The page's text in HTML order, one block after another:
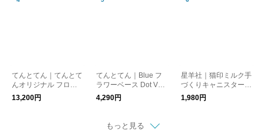
てんとてん｜てんとて
んオリジナル フロア
ラグ 140×200cm CHE
CK SPICE
13,200円
てんとてん｜Blue フ
ラワーベース Dot Vas
e Double Leaf
4,290円
星羊社｜猫印ミルク手
づくりキャニスターmi
ni
1,980円
もっと見る